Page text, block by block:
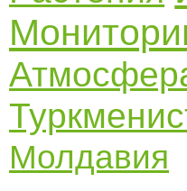
Молдавия